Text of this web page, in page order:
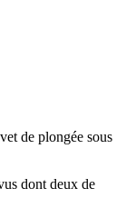
de plongée sous
dont deux de